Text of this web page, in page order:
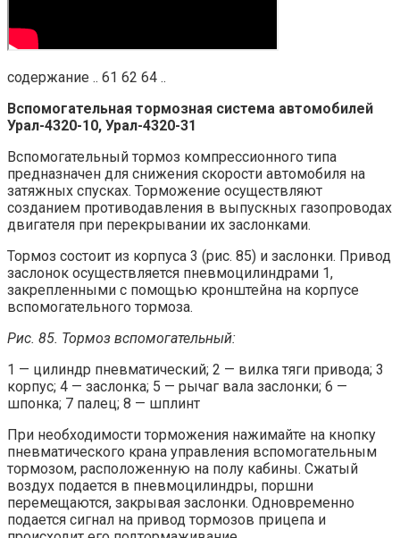
содержание .. 61 62 64 ..
Вспомогательная тормозная система автомобилей
Урал-4320-10, Урал-4320-31
Вспомогательный тормоз компрессионного типа
предназначен для снижения скорости автомобиля на
затяжных спусках. Торможение осуществляют
созданием противодавления в выпускных газопроводах
двигателя при перекрывании их заслонками.
Тормоз состоит из корпуса 3 (рис. 85) и заслонки. Привод
заслонок осуществляется пневмоцилиндрами 1,
закрепленными с помощью кронштейна на корпусе
вспомогательного тормоза.
Рис. 85. Тормоз вспомогательный:
1 — цилиндр пневматический; 2 — вилка тяги привода; 3
корпус; 4 — заслонка; 5 — рычаг вала заслонки; 6 —
шпонка; 7 палец; 8 — шплинт
При необходимости торможения нажимайте на кнопку
пневматического крана управления вспомогательным
тормозом, расположенную на полу кабины. Сжатый
воздух подается в пневмоцилиндры, поршни
перемещаются, закрывая заслонки. Одновременно
подается сигнал на привод тормозов прицепа и